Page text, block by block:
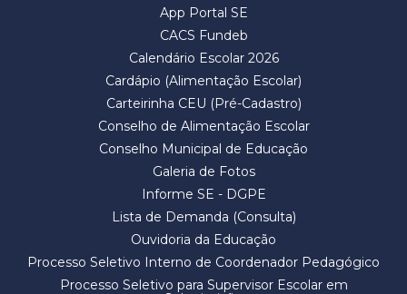
App Portal SE
CACS Fundeb
Calendário Escolar 2026
Cardápio (Alimentação Escolar)
Carteirinha CEU (Pré-Cadastro)
Conselho de Alimentação Escolar
Conselho Municipal de Educação
Galeria de Fotos
Informe SE - DGPE
Lista de Demanda (Consulta)
Ouvidoria da Educação
Processo Seletivo Interno de Coordenador Pedagógico
Processo Seletivo para Supervisor Escolar em